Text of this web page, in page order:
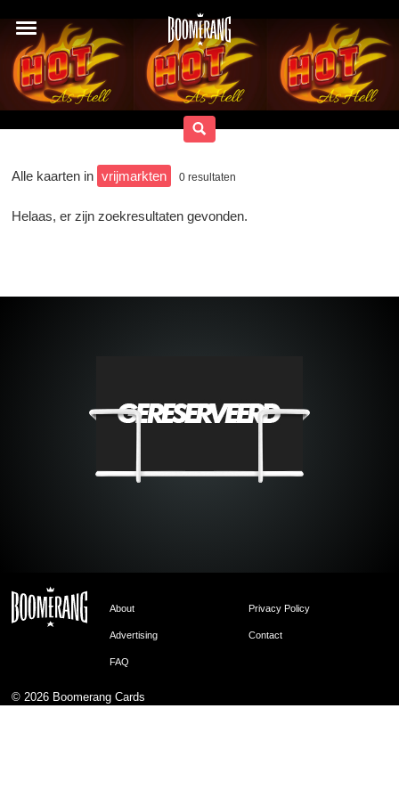
Alle kaarten in vrijmarkten 0 resultaten
Helaas, er zijn zoekresultaten gevonden.
About Privacy Policy
Advertising Contact
FAQ
© 2026 Boomerang Cards